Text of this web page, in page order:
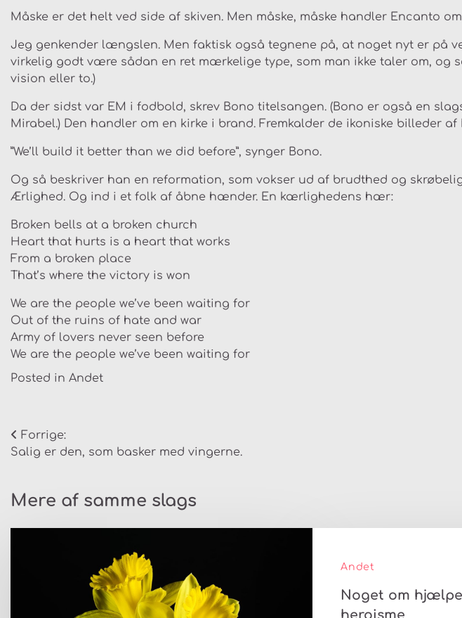
Måske er det helt ved side af skiven. Men måske, måske handler Encanto
Jeg genkender længslen. Men faktisk også tegnene på, at noget nyt er på
virkelig godt være sådan en ret mærkelige type, som man ikke taler om, og
vision eller to.)
Da der sidst var EM i fodbold, skrev Bono titelsangen. (Bono er også en
Mirabel.) Den handler om en kirke i brand. Fremkalder de ikoniske billeder af
”We’ll build it better than we did before”, synger Bono.
Og så beskriver han en reformation, som vokser ud af brudthed og
Ærlighed. Og ind i et folk af åbne hænder. En kærlighedens hær:
Broken bells at a broken church
Heart that hurts is a heart that works
From a broken place
That’s where the victory is won
We are the people we’ve been waiting for
Out of the ruins of hate and war
Army of lovers never seen before
We are the people we’ve been waiting for
Posted in Andet
Indlægsnavigation
Forrige:
Salig er den, som basker med vingerne.
Mere af samme slags
Andet
Noget om
heroisme